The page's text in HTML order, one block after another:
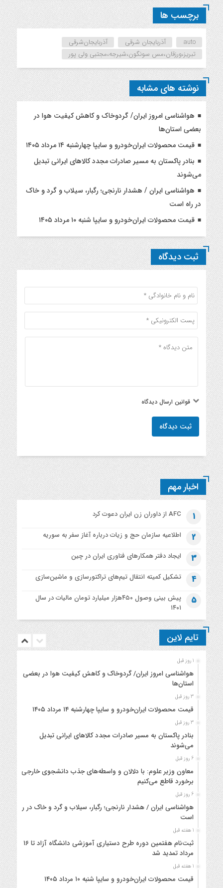
برچسب ها
auto آذربایجان شرقی
آذربایجان‌شرقی
تبریز،ورزقان،مس سونگون،شیرجه،مجتبی ولی پور
نوشته های مشابه
هواشناسی امروز ایران/ گردوخاک و کاهش کیفیت هوا در
بعضی استان‌ها
قیمت محصولات ایران‌خودرو و سایپا چهارشنبه ۱۴ مرداد ۱۴۰۵
بنادر پاکستان به مسیر صادرات مجدد کالاهای ایرانی تبدیل
می‌شوند
هواشناسی ایران / هشدار نارنجی؛ رگبار، سیلاب و گرد و خاک
در راه است
قیمت محصولات ایران‌خودرو و سایپا شنبه ۱۰ مرداد ۱۴۰۵
ثبت دیدگاه
قوانین ارسال دیدگاه
ثبت دیدگاه
اخبار مهم
1 AFC از داوران زن ایران دعوت کرد
2 اطلاعیه‌ سازمان حج و زیات درباره آغاز سفر به سوریه
3 ایجاد دفتر همکارهای فناوری ایران در چین
4 تشکیل کمیته انتقال تیم‌های تراکتورسازی و ماشین‌سازی
5
پیش بینی وصول ۴۵۰هزار میلیارد تومان مالیات در سال
۱۴۰۱
تایم لاین
1 روز قبل
هواشناسی امروز ایران/ گردوخاک و کاهش کیفیت هوا در بعضی
استان‌ها
3 روز قبل
قیمت محصولات ایران‌خودرو و سایپا چهارشنبه ۱۴ مرداد ۱۴۰۵
3 روز قبل
بنادر پاکستان به مسیر صادرات مجدد کالاهای ایرانی تبدیل
می‌شوند
6 روز قبل
معاون وزیر علوم: با دلالان و واسطه‌های جذب دانشجوی خارجی
برخورد قاطع می‌کنیم
6 روز قبل
هواشناسی ایران / هشدار نارنجی؛ رگبار، سیلاب و گرد و خاک در راه
است
1 هفته قبل
ثبت‌نام هفتمین دوره طرح دستیاری آموزشی دانشگاه آزاد تا ۱۶
مرداد تمدید شد
1 هفته قبل
قیمت محصولات ایران‌خودرو و سایپا شنبه ۱۰ مرداد ۱۴۰۵